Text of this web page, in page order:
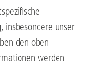
insbesondere unser
den oben
werden